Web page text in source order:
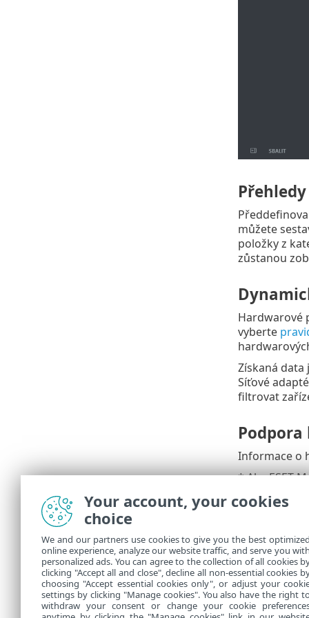
můžete
položky z
zůstanou
Hardwarové
vyberte
Získaná data
Síťové
filtrovat
Informace o
* Aby ESET
Debian,
Red Hat
OpenSUSE
Your account, your cookies
choice
We and our partners use cookies to give you the best
online experience, analyze our website traffic, and serve you
personalized ads. You can agree to the collection of all cookies
clicking "Accept all and close", decline all non-essential cookies
choosing "Accept essential cookies only", or adjust your
settings by clicking "Manage cookies". You also have the right
withdraw your consent or change your cookie